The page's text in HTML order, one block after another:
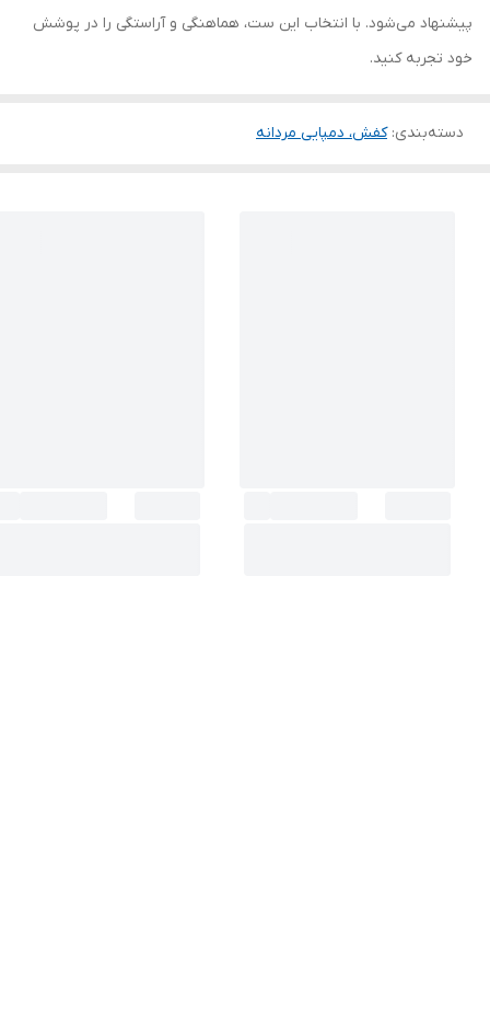
پیشنهاد می‌شود. با انتخاب این ست، هماهنگی و آراستگی را در پوشش
خود تجربه کنید.
دسته‌بندی:کفش، دمپایی مردانه